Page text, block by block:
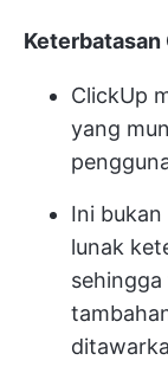
Keterbatasan
ClickUp
yang
Ini bukan
lunak